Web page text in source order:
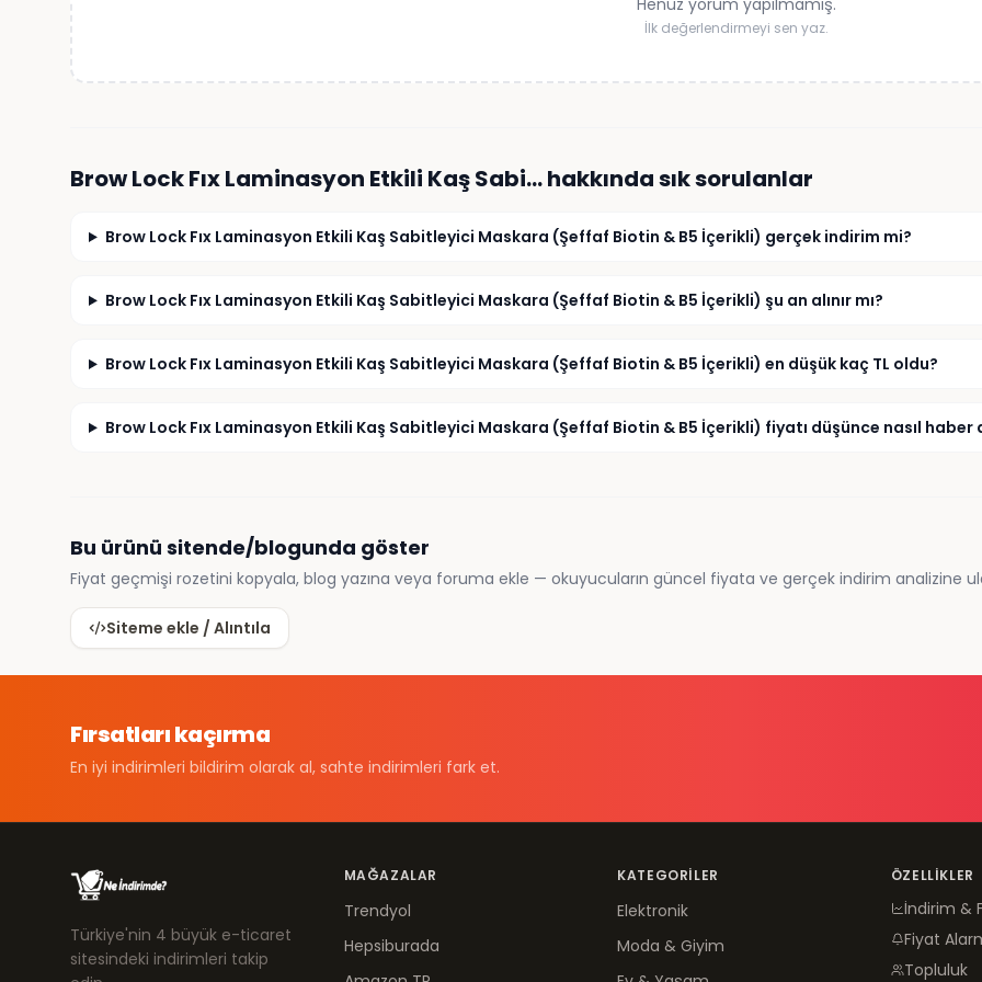
Henüz yorum yapılmamış.
İlk değerlendirmeyi sen yaz.
Brow Lock Fıx Laminasyon Etkili Kaş Sabi…hakkında sık sorulanlar
Brow Lock Fıx Laminasyon Etkili Kaş Sabitleyici Maskara (Şeffaf Biotin & B5 İçerikli) gerçek indirim mi?
Brow Lock Fıx Laminasyon Etkili Kaş Sabitleyici Maskara (Şeffaf Biotin & B5 İçerikli) şu an alınır mı?
Brow Lock Fıx Laminasyon Etkili Kaş Sabitleyici Maskara (Şeffaf Biotin & B5 İçerikli) en düşük kaç TL oldu?
Brow Lock Fıx Laminasyon Etkili Kaş Sabitleyici Maskara (Şeffaf Biotin & B5 İçerikli) fiyatı düşünce nasıl haber
Bu ürünü sitende/blogunda göster
Fiyat geçmişi rozetini kopyala, blog yazına veya foruma ekle — okuyucuların güncel fiyata ve gerçek indirim analizine
Siteme ekle / Alıntıla
Fırsatları kaçırma
En iyi indirimleri bildirim olarak al, sahte indirimleri fark et.
Türkiye'nin 4 büyük e-ticaret
sitesindeki indirimleri takip
MAĞAZALAR
Trendyol
Hepsiburada
KATEGORILER
Elektronik
Moda & Giyim
ÖZELLIKLER
İndirim &
Fiyat
Topluluk